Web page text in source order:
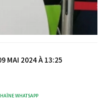
MAI 2024 À 13:25
WHATSAPP